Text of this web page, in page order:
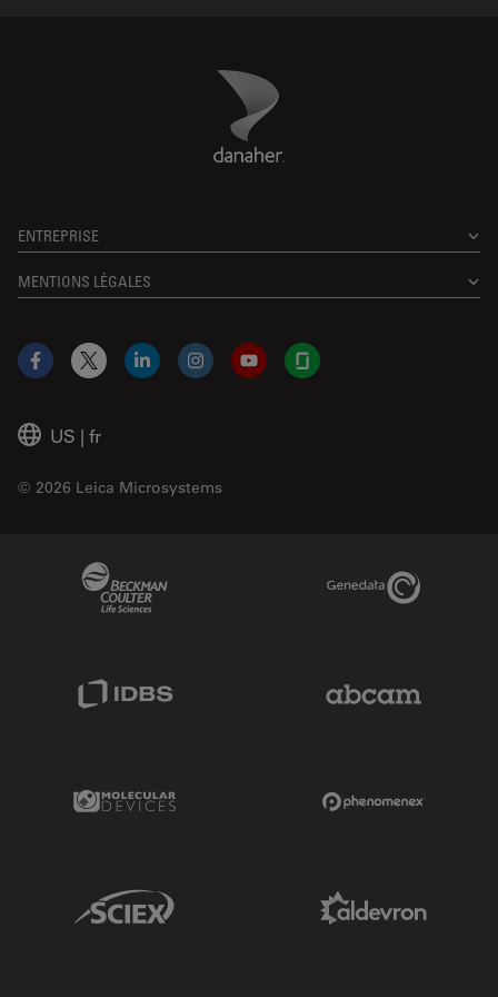
Danaher Logo
ENTREPRISE
MENTIONS LÉGALES
US | fr
© 2026 Leica Microsystems
Facebook
X LinkedInInstagramYouTubeGlassdoor
Genedata Link
Molecular Devices Link
Sciex Link